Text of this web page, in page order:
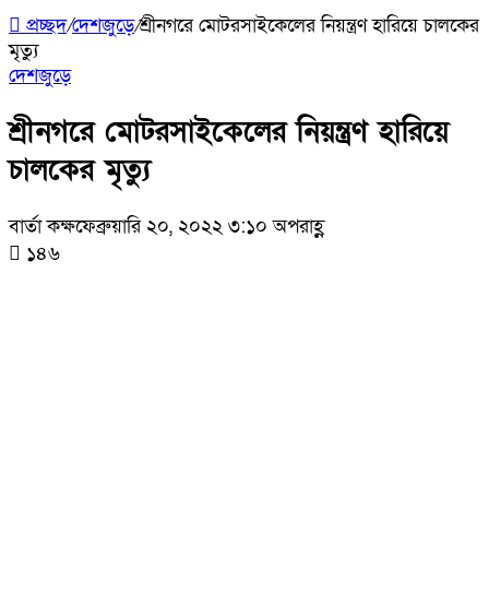
প্রচ্ছদ/দেশজুড়ে/শ্রীনগরে মোটরসাইকেলের নিয়ন্ত্রণ হারিয়ে চালকের
মৃত্যু
দেশজুড়ে
শ্রীনগরে মোটরসাইকেলের নিয়ন্ত্রণ হারিয়ে
চালকের মৃত্যু
বার্তা কক্ষফেব্রুয়ারি ২০, ২০২২ ৩:১০ অপরাহ্ণ
১৪৬